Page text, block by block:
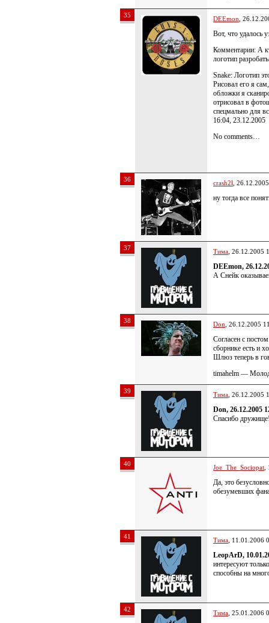
35 DEEmon ,
Вот, что удалось
Комментарии: А
логотип
Snake: Логотип
Рисовал его я
обложки я
отрисовал в
спецмально для
16:04, 23.12.2005
No comments…
36 crash2l ,
ну тогда все
37 Тима , 26.12.2005
DEEmon,
А Снейк
38 Don , 26.12.2005
Согласен с
сборнике есть и
Шлюз теперь в
timahelm —
39 Тима , 26.12.2005
Don, 26.12.2005
Спасибо
40 Joe_The_Sociopat
Да, это
обезумевших
41 Тима , 11.01.2006
LeopArD,
интересуют
способны на
42 Тима , 25.01.2006